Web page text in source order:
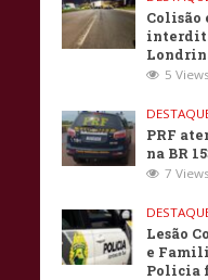
Colisão
5 Views
PRF
na BR
7 Views
Lesão
e
Policia